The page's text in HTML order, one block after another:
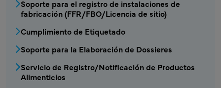
Soporte para el registro de instalaciones de
fabricación (FFR/FBO/Licencia de sitio)
Cumplimiento de Etiquetado
Soporte para la Elaboración de Dossieres
Servicio de Registro/Notificación de Productos
Alimenticios